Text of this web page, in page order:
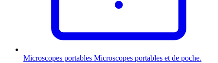
Microscopes portables Microscopes portables et de poche.